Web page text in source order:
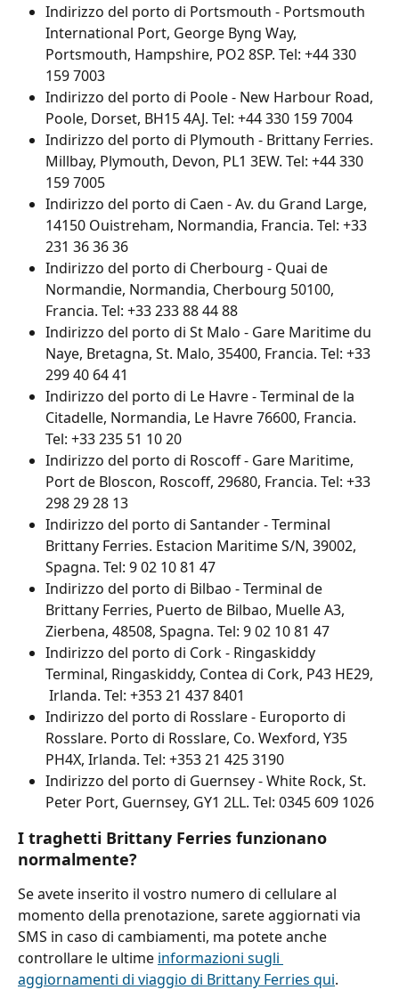
Indirizzo del porto di Portsmouth - Portsmouth
International Port, George Byng Way,
Portsmouth, Hampshire, PO2 8SP. Tel: +44 330
159 7003
Indirizzo del porto di Poole - New Harbour Road,
Poole, Dorset, BH15 4AJ. Tel: +44 330 159 7004
Indirizzo del porto di Plymouth - Brittany Ferries.
Millbay, Plymouth, Devon, PL1 3EW. Tel: +44 330
159 7005
Indirizzo del porto di Caen - Av. du Grand Large,
14150 Ouistreham, Normandia, Francia. Tel: +33
231 36 36 36
Indirizzo del porto di Cherbourg - Quai de
Normandie, Normandia, Cherbourg 50100,
Francia. Tel: +33 233 88 44 88
Indirizzo del porto di St Malo - Gare Maritime du
Naye, Bretagna, St. Malo, 35400, Francia. Tel: +33
299 40 64 41
Indirizzo del porto di Le Havre - Terminal de la
Citadelle, Normandia, Le Havre 76600, Francia.
Tel: +33 235 51 10 20
Indirizzo del porto di Roscoff - Gare Maritime,
Port de Bloscon, Roscoff, 29680, Francia. Tel: +33
298 29 28 13
Indirizzo del porto di Santander - Terminal
Brittany Ferries. Estacion Maritime S/N, 39002,
Spagna. Tel: 9 02 10 81 47
Indirizzo del porto di Bilbao - Terminal de
Brittany Ferries, Puerto de Bilbao, Muelle A3,
Zierbena, 48508, Spagna. Tel: 9 02 10 81 47
Indirizzo del porto di Cork - Ringaskiddy
Terminal, Ringaskiddy, Contea di Cork, P43 HE29,
Irlanda. Tel: +353 21 437 8401
Indirizzo del porto di Rosslare - Europorto di
Rosslare. Porto di Rosslare, Co. Wexford, Y35
PH4X, Irlanda. Tel: +353 21 425 3190
Indirizzo del porto di Guernsey - White Rock, St.
Peter Port, Guernsey, GY1 2LL. Tel: 0345 609 1026
I traghetti Brittany Ferries funzionano
normalmente?
Se avete inserito il vostro numero di cellulare al
momento della prenotazione, sarete aggiornati via
SMS in caso di cambiamenti, ma potete anche
controllare le ultime informazioni sugli
aggiornamenti di viaggio di Brittany Ferries qui.